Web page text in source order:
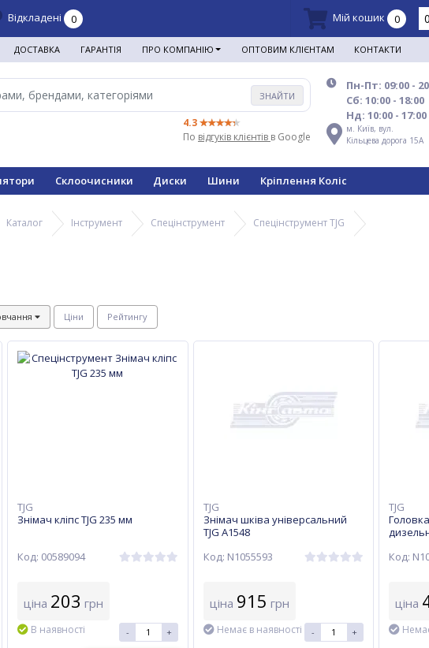
Відкладені 0 Мій кошик 0
ДОСТАВКА ГАРАНТІЯ ПРО КОМПАНІЮ ОПТОВИМ КЛІЄНТАМ КОНТАКТИ
ЗНАЙТИ
4.3
По відгуків клієнтів в Google
Пн-Пт: 09:00 -
Сб: 10:00 - 18:00
Нд: 10:00 - 17:00
м. Київ, вул.
Кільцева дорога 15А
Склоочисники Диски Шини Кріплення Коліс
Каталог Інструмент Спецінструмент Спецінструмент TJG
Ціни Рейтингу
TJG
Знімач кліпс TJG 235 мм
Код: 00589094
ціна 203 грн
В наявності - +
TJG
Знімач шківа універсальний
TJG A1548
Код: N1055593
ціна 915 грн
Немає в наявності - +
TJG
Код:
ціна